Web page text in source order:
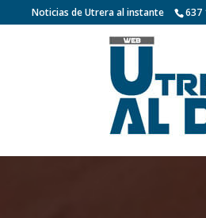
Noticias de Utrera al instante 637